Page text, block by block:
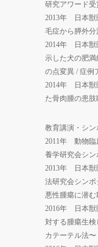
研究アワード受
2013年 日本
毛症から膵外
2014年 日本獣
示した犬の肥
の点変異 / 症例
2014年 日本獣
た骨肉腫の患
教育講演・シン
2011年 動物
養学研究会シ
2013年 日本
法研究会シン
悪性腫瘍に潜
2016年 日本
対する腫瘍生
カテーテル法〜